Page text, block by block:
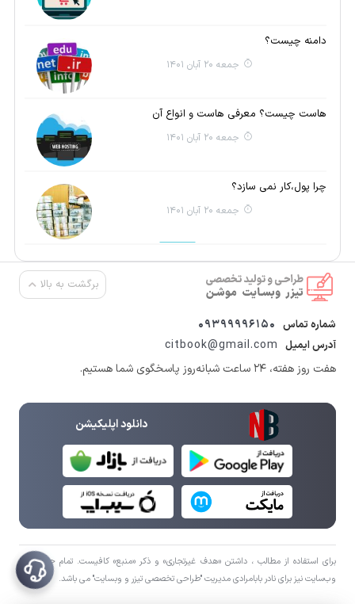
دامنه چیست؟
جمعه 20 آبان 1401
هاست چیست؟ معرفی هاست و انواع آن
جمعه 20 آبان 1401
چرا پول،کار نمی سازد؟
جمعه 20 آبان 1401
برگشت به بالا
شماره تماس 09399996150
آدرس ایمیل citbook@gmail.com
هفت روز هفته، ۲۴ ساعت شبانه‌روز پاسخگوی شما هستیم.
دانلود اپلیکیشن
برای استفاده از مطالب ، داشتن «هدف غیرتجاری» و ذکر «منبع» کافیست. تمام حقوق اين
وب‌سايت نیز برای نادر بابامرادی مدیریت "طراحی تخصصی تیزر و وبسایت" می باشد.